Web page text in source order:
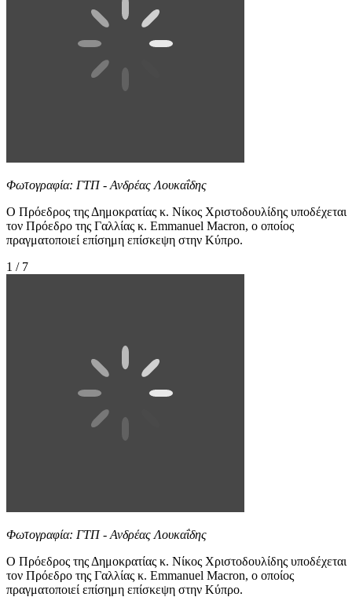
Φωτογραφία: ΓΤΠ - Ανδρέας Λουκαΐδης
Ο Πρόεδρος της Δημοκρατίας κ. Νίκος Χριστοδουλίδης υποδέχεται
τον Πρόεδρο της Γαλλίας κ. Emmanuel Macron, ο οποίος
πραγματοποιεί επίσημη επίσκεψη στην Κύπρο.
1 / 7
Φωτογραφία: ΓΤΠ - Ανδρέας Λουκαΐδης
Ο Πρόεδρος της Δημοκρατίας κ. Νίκος Χριστοδουλίδης υποδέχεται
τον Πρόεδρο της Γαλλίας κ. Emmanuel Macron, ο οποίος
πραγματοποιεί επίσημη επίσκεψη στην Κύπρο.